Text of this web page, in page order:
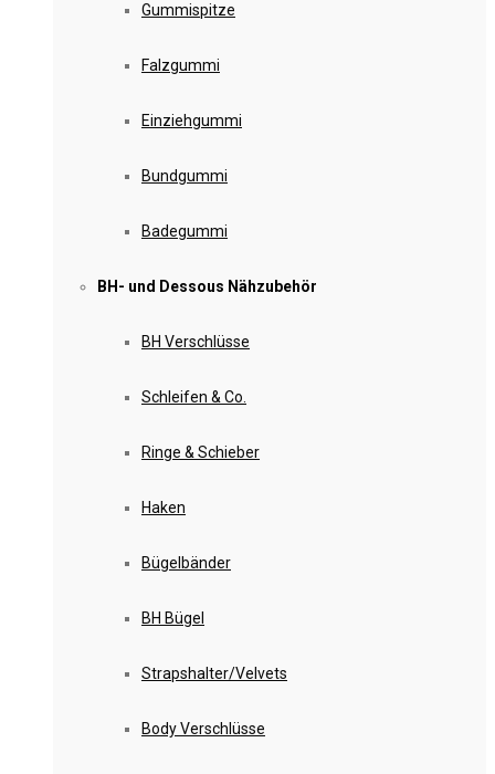
Gummispitze
Falzgummi
Einziehgummi
Bundgummi
Badegummi
BH- und Dessous Nähzubehör
BH Verschlüsse
Schleifen & Co.
Ringe & Schieber
Haken
Bügelbänder
BH Bügel
Strapshalter/Velvets
Body Verschlüsse